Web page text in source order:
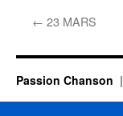
← 23 MARS
Passion Chanson